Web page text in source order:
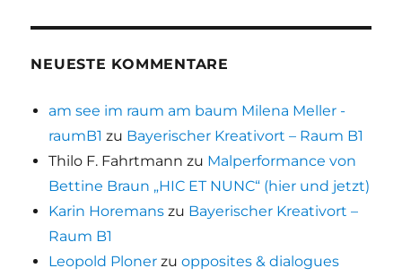
NEUESTE KOMMENTARE
am see im raum am baum Milena Meller -
raumB1 zu Bayerischer Kreativort – Raum B1
Thilo F. Fahrtmann zu Malperformance von
Bettine Braun „HIC ET NUNC“ (hier und jetzt)
Karin Horemans zu Bayerischer Kreativort –
Raum B1
Leopold Ploner zuopposites & dialogues